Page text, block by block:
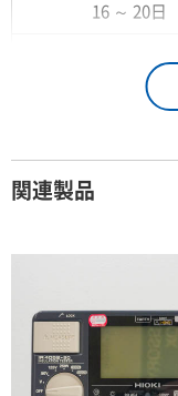
16 ～ 20日
26日 ～ 1ヶ月
2ヶ月
関連製品